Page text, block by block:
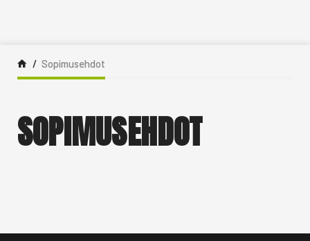
Sopimusehdot
SOPIMUSEHDOT